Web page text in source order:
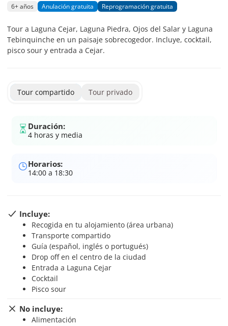
6+ años Anulación gratuita Reprogramación gratuita
Tour a Laguna Cejar, Laguna Piedra, Ojos del Salar y Laguna
Tebinquinche en un paisaje sobrecogedor. Incluye, cocktail,
pisco sour y entrada a Cejar.
Tour compartido Tour privado
Duración:
4 horas y media
Horarios:
14:00 a 18:30
Incluye:
Recogida en tu alojamiento (área urbana)
Transporte compartido
Guía (español, inglés o portugués)
Drop off en el centro de la ciudad
Entrada a Laguna Cejar
Cocktail
Pisco sour
No incluye:
Alimentación